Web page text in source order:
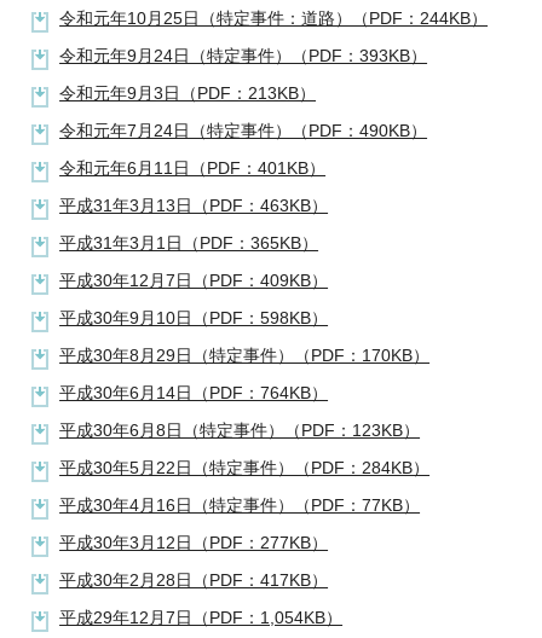
令和元年10月25日（特定事件：道路）（PDF：244KB）
令和元年9月24日（特定事件）（PDF：393KB）
令和元年9月3日（PDF：213KB）
令和元年7月24日（特定事件）（PDF：490KB）
令和元年6月11日（PDF：401KB）
平成31年3月13日（PDF：463KB）
平成31年3月1日（PDF：365KB）
平成30年12月7日（PDF：409KB）
平成30年9月10日（PDF：598KB）
平成30年8月29日（特定事件）（PDF：170KB）
平成30年6月14日（PDF：764KB）
平成30年6月8日（特定事件）（PDF：123KB）
平成30年5月22日（特定事件）（PDF：284KB）
平成30年4月16日（特定事件）（PDF：77KB）
平成30年3月12日（PDF：277KB）
平成30年2月28日（PDF：417KB）
平成29年12月7日（PDF：1,054KB）